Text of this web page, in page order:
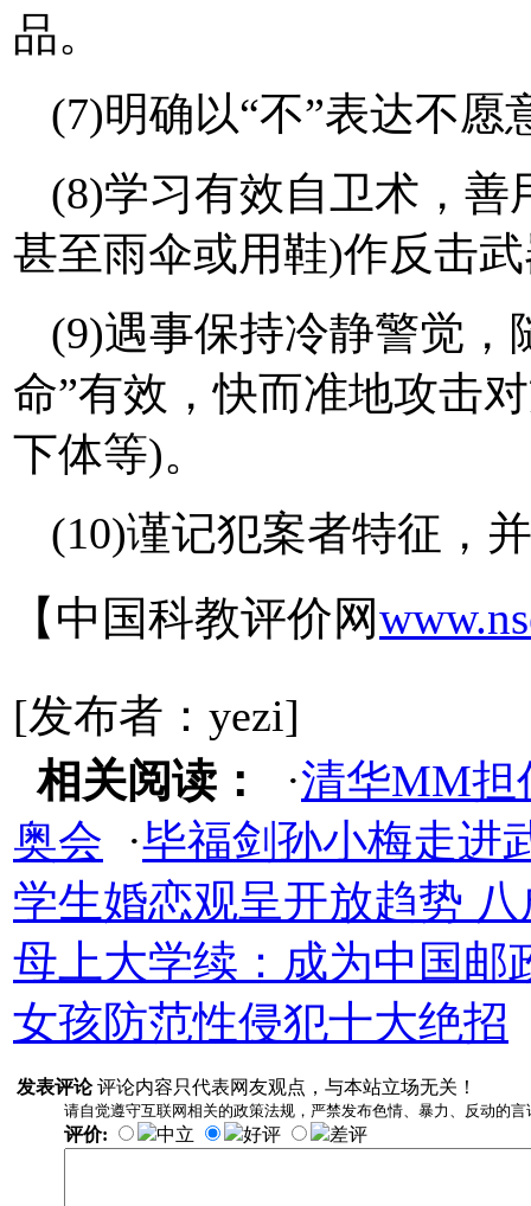
品。
(7)明确以“不”表达不愿
(8)学习有效自卫术，
甚至雨伞或用鞋)作反击
(9)遇事保持冷静警觉，
命”有效，快而准地攻击
下体等)。
(10)谨记犯案者特征，
【中国科教评价网
[发布者：yezi]
相关阅读：
·清华MM担
奥会 ·毕福剑孙小梅走进
学生婚恋观呈开放趋势
母上大学续：成为中国邮
女孩防范性侵犯十大绝招
发表评论 评论内容只代表网友观点，与本站立场无关！
请自觉遵守互联网相关的政策法规，严禁发布色情、暴力、反动的言
评价: 中立 好评 差评